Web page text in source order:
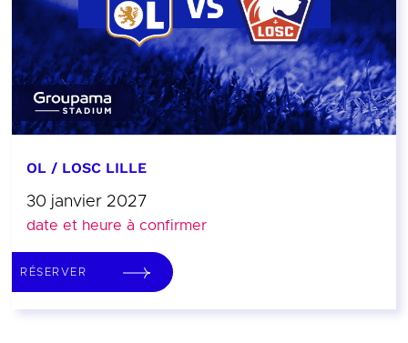
OL / LOSC LILLE
30 janvier 2027
date et heure à confirmer
RÉSERVER